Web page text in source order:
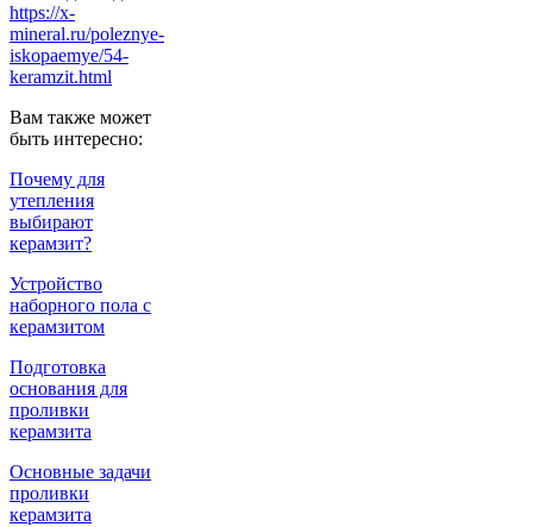
https://x-
mineral.ru/poleznye-
iskopaemye/54-
keramzit.html
Вам также может
быть интересно:
Почему для
утепления
выбирают
керамзит?
Устройство
наборного пола с
керамзитом
Подготовка
основания для
проливки
керамзита
Основные задачи
проливки
керамзита